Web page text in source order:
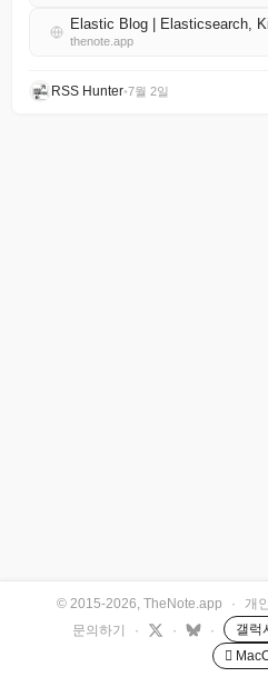
thenote.app
RSS Hunter•7월 2일
© 2015-2026, TheNote.app · 개
문의하기
· · · 갤럭
